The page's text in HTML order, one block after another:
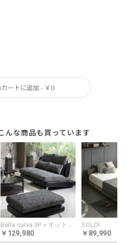
ンするレイアウトにも対
カートに追加 - ￥0
んな商品も買っています
Bella curva 3P＋オットマンセット コンパクト／レギュラー／ラージ
129,980
SOLDI
89,990